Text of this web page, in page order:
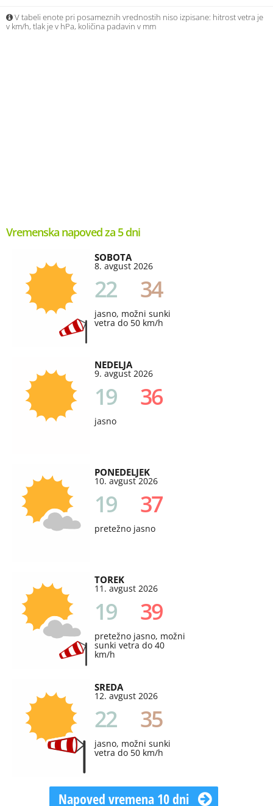
V tabeli enote pri posameznih vrednostih niso izpisane: hitrost vetra je
v km/h, tlak je v hPa, količina padavin v mm
Vremenska napoved za 5 dni
SOBOTA
8. avgust 2026
22 34
jasno, možni sunki
vetra do 50 km/h
NEDELJA
9. avgust 2026
19 36
jasno
PONEDELJEK
10. avgust 2026
19 37
pretežno jasno
TOREK
11. avgust 2026
19 39
pretežno jasno, možni
sunki vetra do 40
km/h
SREDA
12. avgust 2026
22 35
jasno, možni sunki
vetra do 50 km/h
Napoved vremena 10 dni